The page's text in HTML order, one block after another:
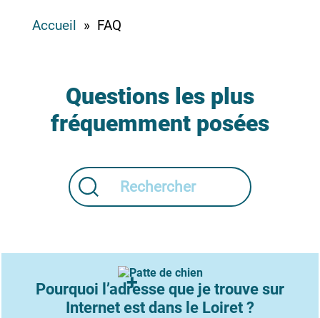
Accueil » FAQ
Questions les plus
fréquemment posées
Pourquoi l’adresse que je trouve sur
Internet est dans le Loiret ?